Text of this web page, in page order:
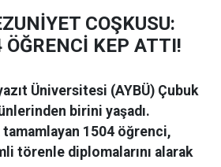
COŞKUSU:
ÖĞRENCİ KEP ATTI!
Üniversitesi (AYBÜ) Çubuk
birini yaşadı.
tamamlayan 1504 öğrenci,
törenle diplomalarını alarak